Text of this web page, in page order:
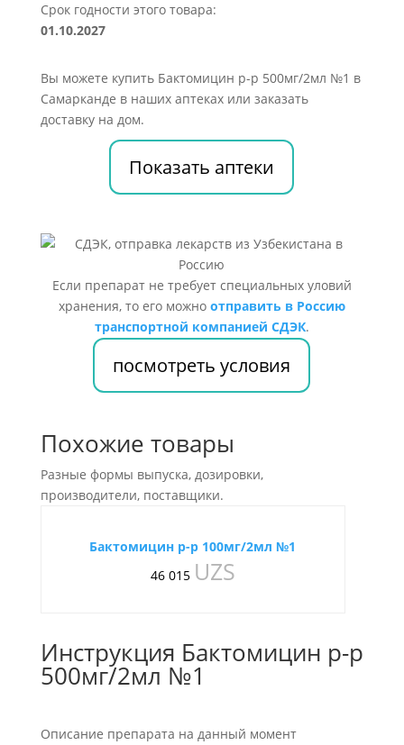
Срок годности этого товара:
01.10.2027
Вы можете купить Бактомицин р-р 500мг/2мл №1 в
Самарканде в наших аптеках или заказать
доставку на дом.
Показать аптеки
Если препарат не требует специальных уловий
хранения, то его можно отправить в Россию
транспортной компанией СДЭК.
посмотреть условия
Похожие товары
Разные формы выпуска, дозировки,
производители, поставщики.
Бактомицин р-р 100мг/2мл №1
46 015 UZS
Инструкция Бактомицин р-р
500мг/2мл №1
Описание препарата на данный момент